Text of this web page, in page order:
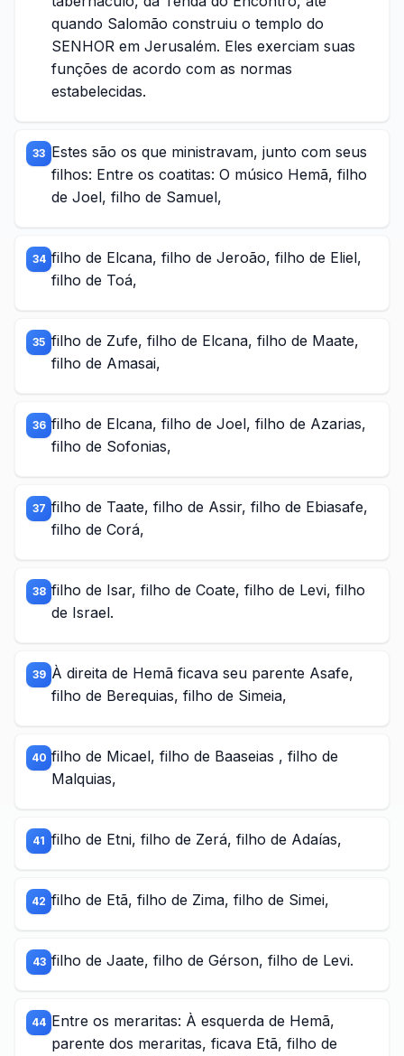
quando Salomão construiu o templo do
SENHOR em Jerusalém. Eles exerciam suas
funções de acordo com as normas
estabelecidas.
33 Estes são os que ministravam, junto com seus
filhos: Entre os coatitas: O músico Hemã, filho
de Joel, filho de Samuel,
34 filho de Elcana, filho de Jeroão, filho de Eliel,
filho de Toá,
35 filho de Zufe, filho de Elcana, filho de Maate,
filho de Amasai,
36 filho de Elcana, filho de Joel, filho de Azarias,
filho de Sofonias,
37 filho de Taate, filho de Assir, filho de Ebiasafe,
filho de Corá,
38 filho de Isar, filho de Coate, filho de Levi, filho
de Israel.
39 À direita de Hemã ficava seu parente Asafe,
filho de Berequias, filho de Simeia,
40 filho de Micael, filho de Baaseias , filho de
Malquias,
41 filho de Etni, filho de Zerá, filho de Adaías,
42 filho de Etã, filho de Zima, filho de Simei,
43 filho de Jaate, filho de Gérson, filho de Levi.
44 Entre os meraritas: À esquerda de Hemã,
parente dos meraritas, ficava Etã, filho de